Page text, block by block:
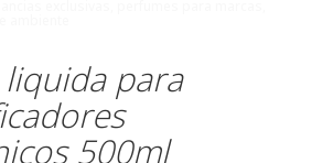
liquida para
500ml